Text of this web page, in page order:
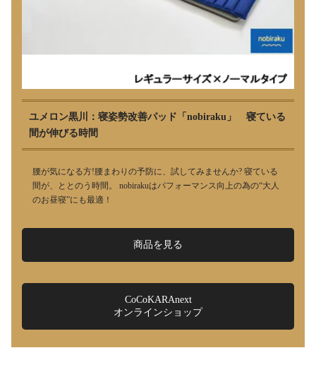
ユメロン黒川：寝姿勢改善パッド「nobiraku」 寝ている
間が伸びる時間
腰が気になる方!腰まわりの予防に、試してみませんか? 寝ている
間が、ととのう時間。 nobirakuはパフォーマンス向上の為の“大人
のお昼寝”にも最適！
商品を見る
CoCoKARAnext
オンラインショップ